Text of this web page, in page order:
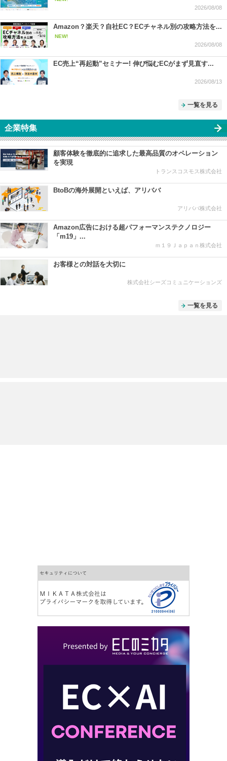
2026/08/08
Amazon？楽天？自社EC？ECチャネル別の攻略方法を...
NEW!
2026/08/08
EC売上“再起動”セミナー! 伸び悩むECがまず見直す...
2026/08/13
一覧を見る
企業特集
顧客体験を徹底的に追求した最高品質のオペレーション
を実現
トランスコスモス株式会社
BtoBの海外展開といえば、アリババ
アリババ株式会社
Amazon広告における超パフォーマンステクノロジー
「m19」...
ｍ１９Ｊａｐａｎ株式会社
お客様との対話を大切に
株式会社シーズコミュニケーションズ
一覧を見る